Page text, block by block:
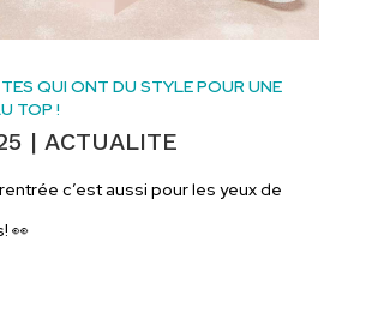
QUI ONT DU STYLE POUR UNE
TOP !
| ACTUALITE
c’est aussi pour les yeux de
👀